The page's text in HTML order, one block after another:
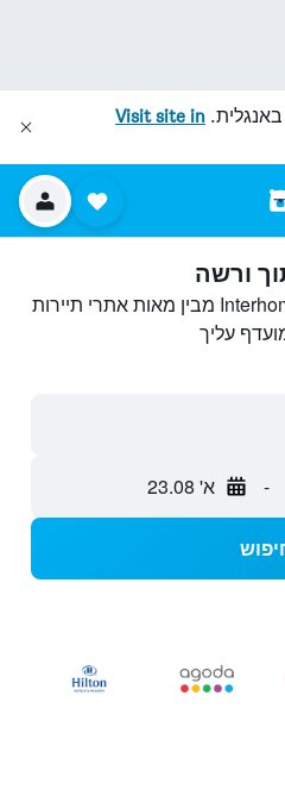
באנגלית. Visit site in
השוואת מחירי מלונות עםInterhome מבין מאות אתרי תיירות
עליך
- א' 23.08